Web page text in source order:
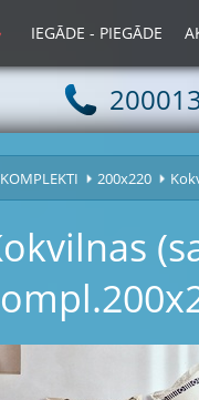
IEGĀDE - PIEGĀDE
200x220